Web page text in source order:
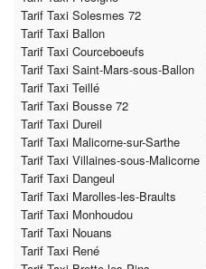
Tarif Taxi Solesmes 72
Tarif Taxi Ballon
Tarif Taxi Courceboeufs
Tarif Taxi Saint-Mars-sous-Ballon
Tarif Taxi Teillé
Tarif Taxi Bousse 72
Tarif Taxi Dureil
Tarif Taxi Malicorne-sur-Sarthe
Tarif Taxi Villaines-sous-Malicorne
Tarif Taxi Dangeul
Tarif Taxi Marolles-les-Braults
Tarif Taxi Monhoudou
Tarif Taxi Nouans
Tarif Taxi René